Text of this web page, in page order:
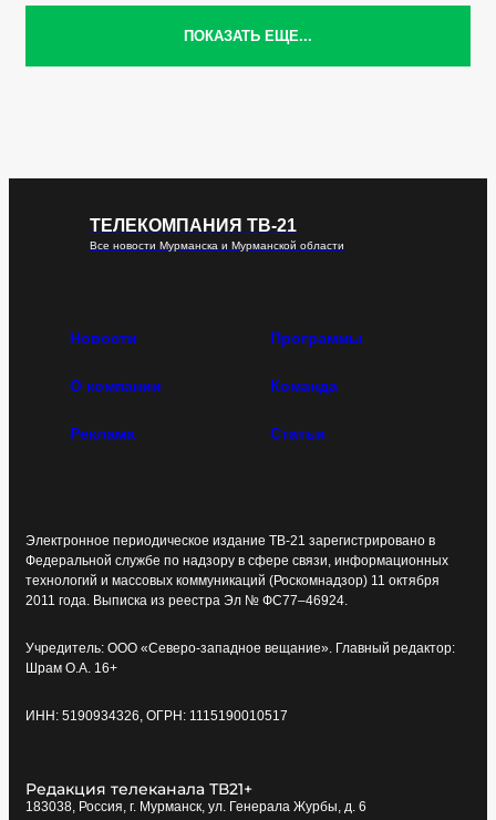
ПОКАЗАТЬ ЕЩЕ...
ТЕЛЕКОМПАНИЯ ТВ-21
Все новости Мурманска и Мурманской области
Новости Программы
О компании Команда
Реклама Статьи
Электронное периодическое издание ТВ-21 зарегистрировано в
Федеральной службе по надзору в сфере связи, информационных
технологий и массовых коммуникаций (Роскомнадзор) 11 октября
2011 года. Выписка из реестра Эл № ФС77–46924.
Учредитель: ООО «Северо-западное вещание». Главный редактор:
Шрам О.А. 16+
ИНН: 5190934326, ОГРН: 1115190010517
Редакция телеканала ТВ21+
183038, Россия, г. Мурманск, ул. Генерала Журбы, д. 6